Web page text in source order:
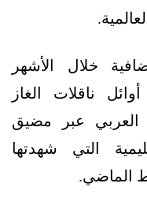
خلال الأشهر
ناقلات الغاز
العربي عبر مضيق
التي شهدتها
الماضي.